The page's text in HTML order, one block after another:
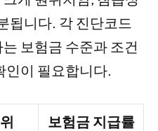
됩니다. 각 진단코드
보험금 수준과 조건
인이 필요합니다.
보험금 지급률